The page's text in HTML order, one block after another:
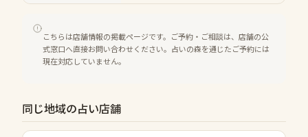
こちらは店舗情報の掲載ページです。ご予約・ご相談は、店舗の公
式窓口へ直接お問い合わせください。占いの森を通じたご予約には
現在対応していません。
同じ地域の占い店舗